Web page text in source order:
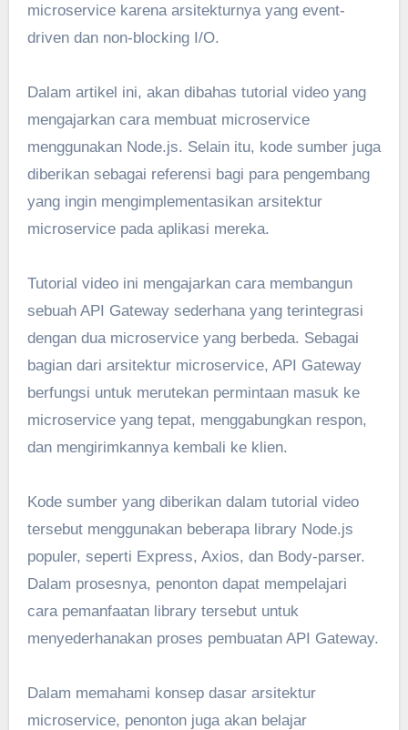
microservice karena arsitekturnya yang event-
driven dan non-blocking I/O.
Dalam artikel ini, akan dibahas tutorial video yang
mengajarkan cara membuat microservice
menggunakan Node.js. Selain itu, kode sumber juga
diberikan sebagai referensi bagi para pengembang
yang ingin mengimplementasikan arsitektur
microservice pada aplikasi mereka.
Tutorial video ini mengajarkan cara membangun
sebuah API Gateway sederhana yang terintegrasi
dengan dua microservice yang berbeda. Sebagai
bagian dari arsitektur microservice, API Gateway
berfungsi untuk merutekan permintaan masuk ke
microservice yang tepat, menggabungkan respon,
dan mengirimkannya kembali ke klien.
Kode sumber yang diberikan dalam tutorial video
tersebut menggunakan beberapa library Node.js
populer, seperti Express, Axios, dan Body-parser.
Dalam prosesnya, penonton dapat mempelajari
cara pemanfaatan library tersebut untuk
menyederhanakan proses pembuatan API Gateway.
Dalam memahami konsep dasar arsitektur
microservice, penonton juga akan belajar